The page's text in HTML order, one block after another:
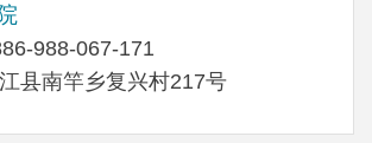
988-067-171
县南竿乡复兴村217号